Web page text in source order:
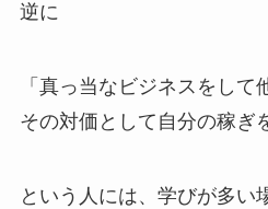
逆に
「真っ当なビジネスをして
その対価として自分の稼ぎ
という人には、学びが多い